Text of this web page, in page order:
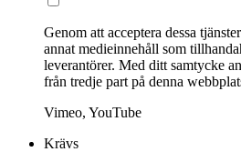
Genom att acceptera dessa
annat medieinnehåll som
leverantörer. Med ditt samtycke
från tredje part på denna
Vimeo, YouTube
Krävs